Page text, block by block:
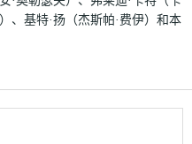
、基特·扬（杰斯帕·费伊）和本